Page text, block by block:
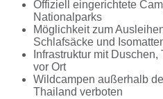
Offiziell eingerichtete
Nationalparks
Möglichkeit zum
Schlafsäcke und
Infrastruktur mit
vor Ort
Wildcampen außerhalb
Thailand verboten